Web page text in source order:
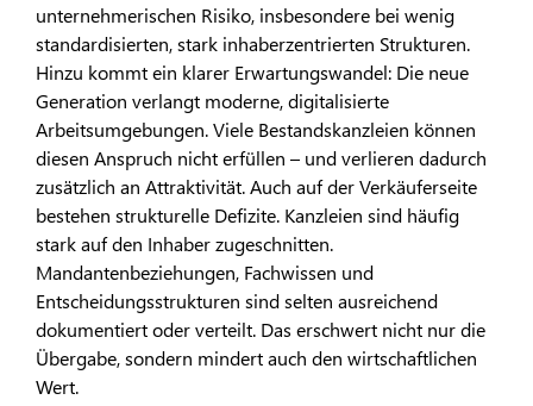
unternehmerischen Risiko, insbesondere bei wenig
standardisierten, stark inhaberzentrierten Strukturen.
Hinzu kommt ein klarer Erwartungswandel: Die neue
Generation verlangt moderne, digitalisierte
Arbeitsumgebungen. Viele Bestandskanzleien können
diesen Anspruch nicht erfüllen – und verlieren dadurch
zusätzlich an Attraktivität. Auch auf der Verkäuferseite
bestehen strukturelle Defizite. Kanzleien sind häufig
stark auf den Inhaber zugeschnitten.
Mandantenbeziehungen, Fachwissen und
Entscheidungsstrukturen sind selten ausreichend
dokumentiert oder verteilt. Das erschwert nicht nur die
Übergabe, sondern mindert auch den wirtschaftlichen
Wert.